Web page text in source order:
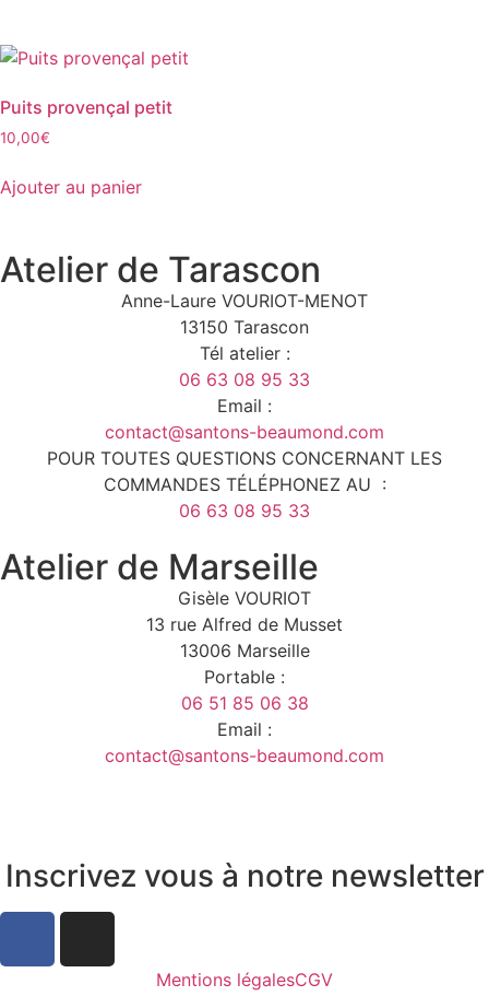
Puits provençal petit
10,00€
Ajouter au panier
Atelier de Tarascon
Anne-Laure VOURIOT-MENOT
13150 Tarascon
Tél atelier :
06 63 08 95 33
Email :
contact@santons-beaumond.com
POUR TOUTES QUESTIONS CONCERNANT LES
COMMANDES TÉLÉPHONEZ AU :
06 63 08 95 33
Atelier de Marseille
Gisèle VOURIOT
13 rue Alfred de Musset
13006 Marseille
Portable :
06 51 85 06 38
Email :
contact@santons-beaumond.com
Inscrivez vous à notre newsletter
Mentions légalesCGV